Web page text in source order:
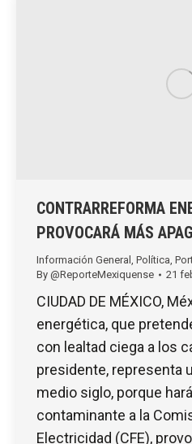
CONTRARREFORMA
PROVOCARÁ MÁS
Información General , Política,
By @ReporteMexiquense 21
CIUDAD DE MÉXICO,
energética, que
con lealtad ciega a los
presidente, representa
medio siglo, porque
contaminante a la
Electricidad (CFE),